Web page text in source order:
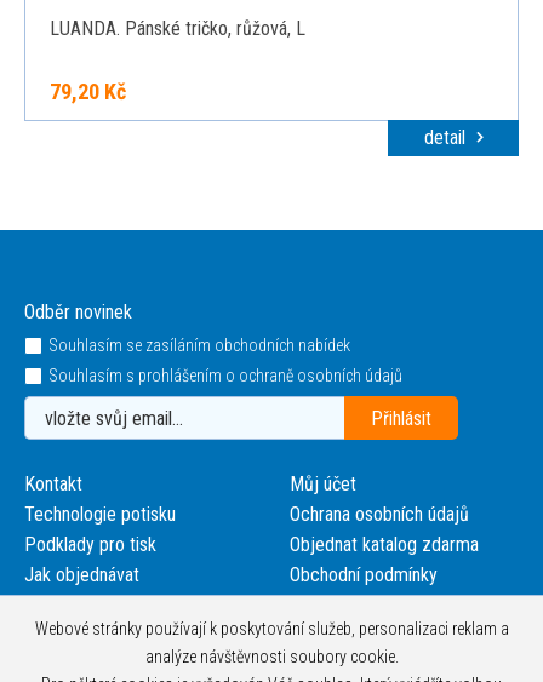
LUANDA. Pánské tričko, růžová, L
79,20 Kč
detail
Webové stránky používají k poskytování služeb, personalizaci reklam a
analýze návštěvnosti soubory cookie.
Odběr novinek
Souhlasím se zasíláním obchodních nabídek
Souhlasím s prohlášením o ochraně osobních údajů
Kontakt
Technologie potisku
Podklady pro tisk
Jak objednávat
Můj účet
Ochrana osobních údajů
Objednat katalog zdarma
Obchodní podmínky